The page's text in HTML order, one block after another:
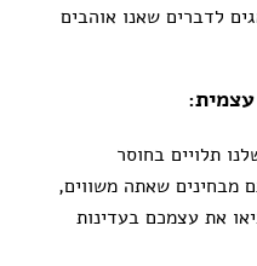
לדברים שאנו אוהבים
תלויים בחוסר
מבחינים שאתה משווים,
את עצמכם בעדינות